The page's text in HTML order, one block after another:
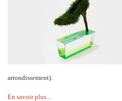
arrondissement).
En savoir plus...